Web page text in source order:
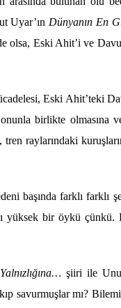
Uyar’ın Dünyanın En G
olsa, Eski Ahit’ive
Eski Ahit’teki
birlikte olmasına
tren raylarındaki
başında farklı farklı
yüksek biröykü çünkü.
şiiri ile
savurmuşlar mı?